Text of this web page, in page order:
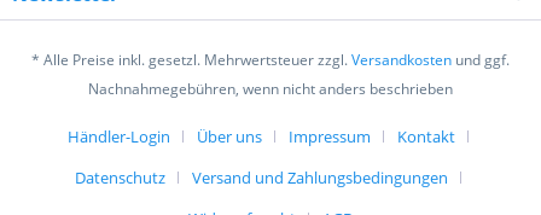
Ich habe die Datenschutzerklärung
verstanden und stimme zu. *
Mit * gekennzeichnete Felder sind Pflichtfelder.
Senden
* Alle Preise inkl. gesetzl. Mehrwertsteuer zzgl.Versandkosten und ggf.
Nachnahmegebühren, wenn nicht anders beschrieben
Händler-Login Über uns Impressum
Kontakt
Datenschutz
Versand und Zahlungsbedingungen